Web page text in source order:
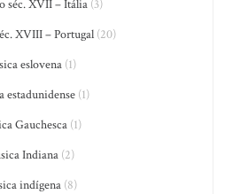
séc. XVII – Itália (3)
XVIII – Portugal (20)
eslovena(1)
estadunidense(1)
Gauchesca(1)
Indiana(2)
indígena(8)